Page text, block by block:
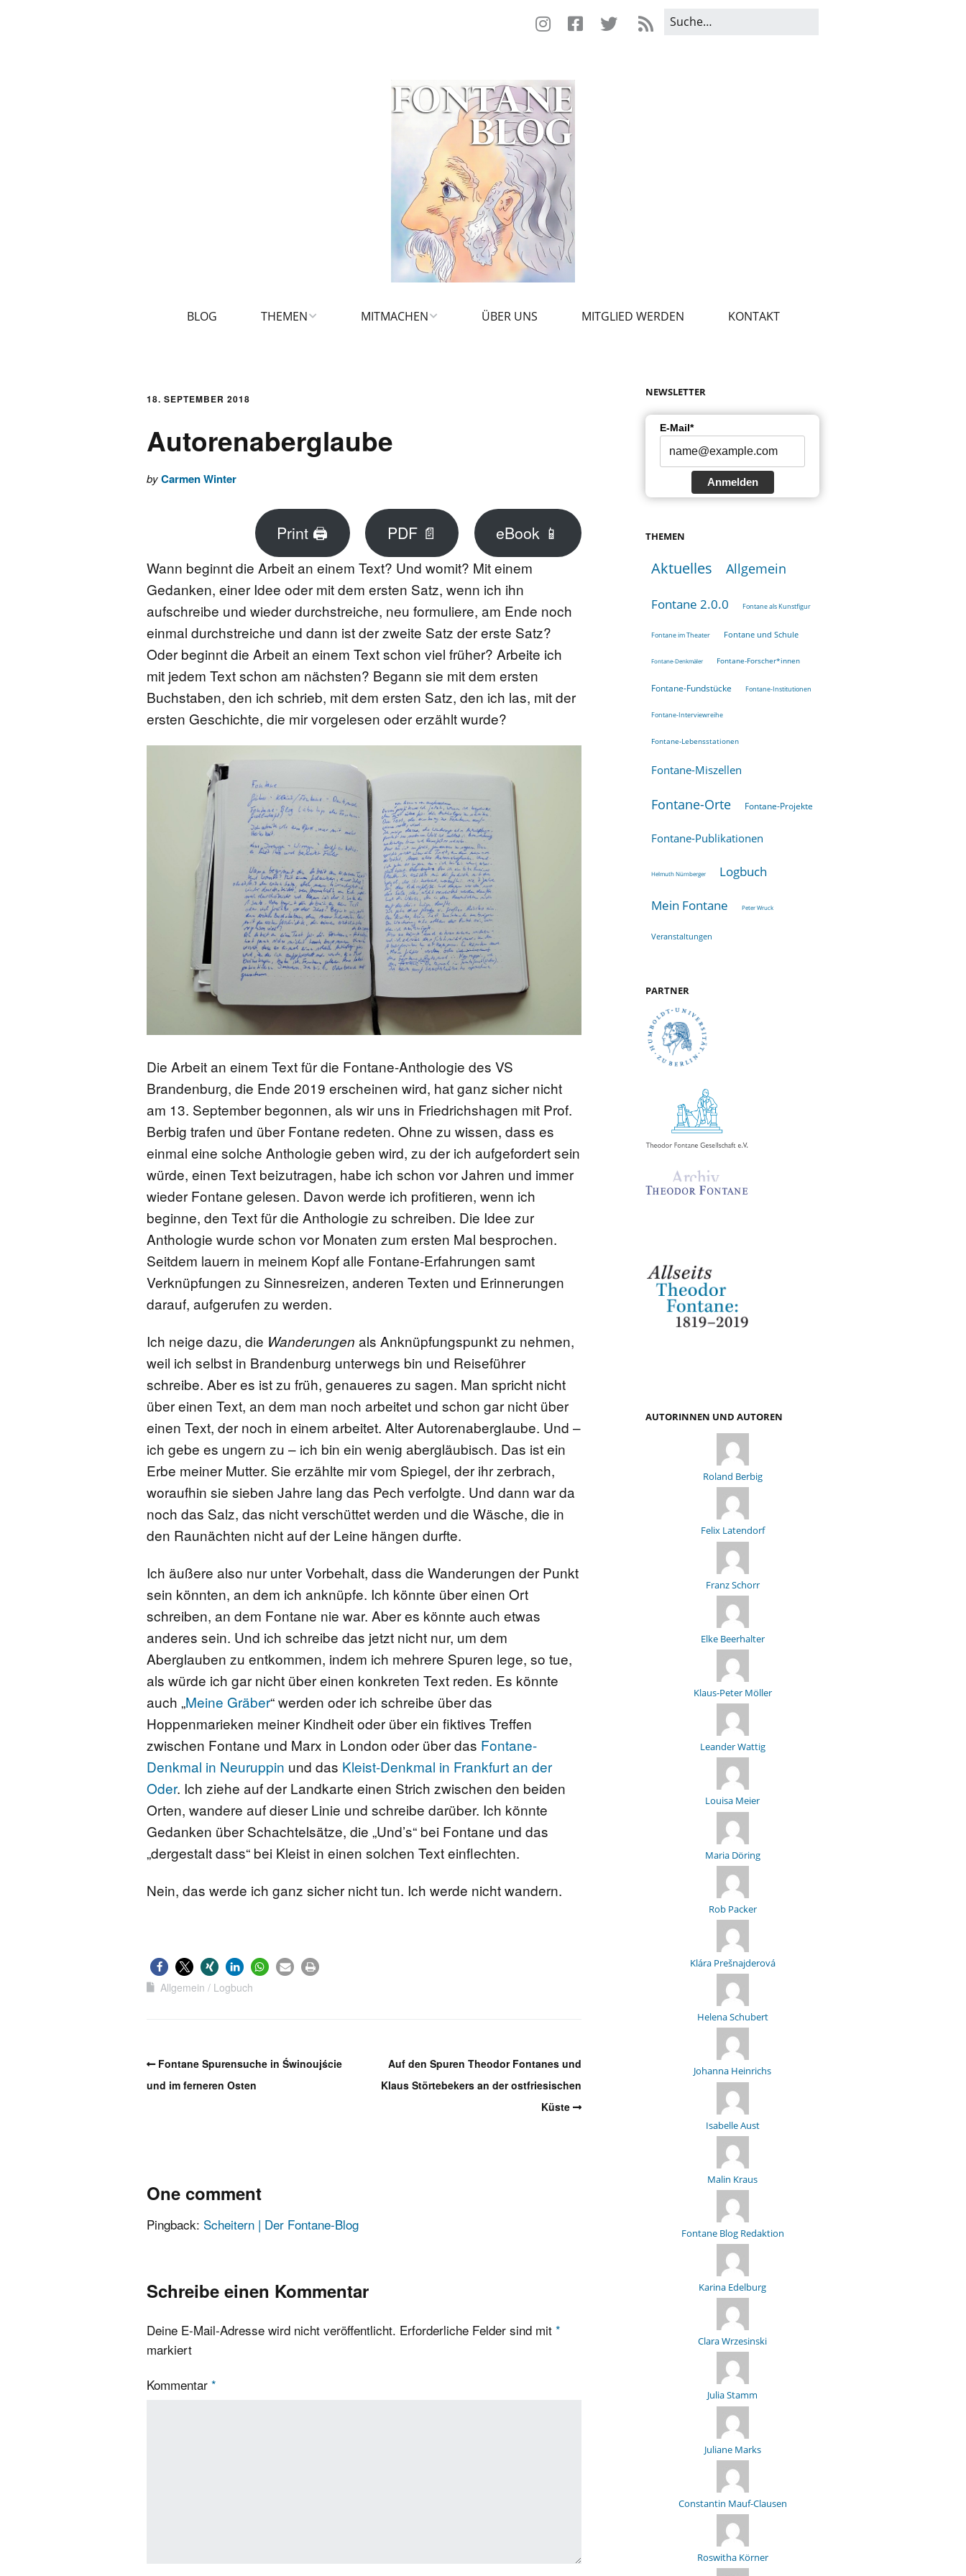
BLOG THEMEN
FONTANE 2.0.0
FONTANE UND SCHULE
FONTANE-
LEBENSSTATIONEN
FONTANE-ORTE
MITMACHEN ÜBER UNS MITGLIED WERDEN KONTAKT
18. SEPTEMBER 2018
Autorenaberglaube
byCarmen Winter
Print 🖨 PDF 📄 eBook 📱
Wann beginnt die Arbeit an einem Text? Und womit? Mit einem
Gedanken, einer Idee oder mit dem ersten Satz, wenn ich ihn
aufschreibe und wieder durchstreiche, neu formuliere, am Ende noch
einmal durchstreiche und dann ist der zweite Satz der erste Satz?
Oder beginnt die Arbeit an einem Text schon viel früher? Arbeite ich
mit jedem Text schon am nächsten? Begann sie mit dem ersten
Buchstaben, den ich schrieb, mit dem ersten Satz, den ich las, mit der
ersten Geschichte, die mir vorgelesen oder erzählt wurde?
Die Arbeit an einem Text für die Fontane-Anthologie des VS
Brandenburg, die Ende 2019 erscheinen wird, hat ganz sicher nicht
am 13. September begonnen, als wir uns in Friedrichshagen mit Prof.
Berbig trafen und über Fontane redeten. Ohne zu wissen, dass es
einmal eine solche Anthologie geben wird, zu der ich aufgefordert sein
würde, einen Text beizutragen, habe ich schon vor Jahren und immer
wieder Fontane gelesen. Davon werde ich profitieren, wenn ich
beginne, den Text für die Anthologie zu schreiben. Die Idee zur
Anthologie wurde schon vor Monaten zum ersten Mal besprochen.
Seitdem lauern in meinem Kopf alle Fontane-Erfahrungen samt
Verknüpfungen zu Sinnesreizen, anderen Texten und Erinnerungen
darauf, aufgerufen zu werden.
Ich neige dazu, die Wanderungen als Anknüpfungspunkt zu nehmen,
weil ich selbst in Brandenburg unterwegs bin und Reiseführer
schreibe. Aber es ist zu früh, genaueres zu sagen. Man spricht nicht
über einen Text, an dem man noch arbeitet und schon gar nicht über
einen Text, der noch in einem arbeitet. Alter Autorenaberglaube. Und –
ich gebe es ungern zu – ich bin ein wenig abergläubisch. Das ist ein
Erbe meiner Mutter. Sie erzählte mir vom Spiegel, der ihr zerbrach,
woraufhin sie sieben Jahre lang das Pech verfolgte. Und dann war da
noch das Salz, das nicht verschüttet werden und die Wäsche, die in
den Raunächten nicht auf der Leine hängen durfte.
Ich äußere also nur unter Vorbehalt, dass die Wanderungen der Punkt
sein könnten, an dem ich anknüpfe. Ich könnte über einen Ort
schreiben, an dem Fontane nie war. Aber es könnte auch etwas
anderes sein. Und ich schreibe das jetzt nicht nur, um dem
Aberglauben zu entkommen, indem ich mehrere Spuren lege, so tue,
als würde ich gar nicht über einen konkreten Text reden. Es könnte
auch „Meine Gräber“ werden oder ich schreibe über das
Hoppenmarieken meiner Kindheit oder über ein fiktives Treffen
zwischen Fontane und Marx in London oder über das Fontane-
Denkmal in Neuruppin und das Kleist-Denkmal in Frankfurt an der
Oder. Ich ziehe auf der Landkarte einen Strich zwischen den beiden
Orten, wandere auf dieser Linie und schreibe darüber. Ich könnte
Gedanken über Schachtelsätze, die „Und’s“ bei Fontane und das
„dergestalt dass“ bei Kleist in einen solchen Text einflechten.
Nein, das werde ich ganz sicher nicht tun. Ich werde nicht wandern.
Allgemein Logbuch
Fontane Spurensuche in Świnoujście
und im ferneren Osten
Auf den Spuren Theodor Fontanes und
Klaus Störtebekers an der ostfriesischen
Küste
One comment
Pingback: Scheitern | Der Fontane-Blog
Schreibe einen Kommentar
Deine E-Mail-Adresse wird nicht veröffentlicht. Erforderliche Felder sind mit *
markiert
Kommentar *
NEWSLETTER
E-Mail*
Anmelden
THEMEN
Aktuelles Allgemein
Fontane 2.0.0 Fontane als Kunstfigur
Fontane im Theater Fontane und Schule
Fontane-Denkmäler Fontane-Forscher*innen
Fontane-Fundstücke Fontane-Institutionen
Fontane-Interviewreihe
Fontane-Lebensstationen
Fontane-Miszellen
Fontane-Orte Fontane-Projekte
Fontane-Publikationen
Helmuth Nürnberger Logbuch
Mein Fontane Peter Wruck
Veranstaltungen
PARTNER
AUTORINNEN UND AUTOREN
Roland Berbig
Felix Latendorf
Franz Schorr
Elke Beerhalter
Klaus-Peter Möller
Leander Wattig
Louisa Meier
Maria Döring
Rob Packer
Klára Prešnajderová
Helena Schubert
Johanna Heinrichs
Isabelle Aust
Malin Kraus
Fontane Blog Redaktion
Karina Edelburg
Clara Wrzesinski
Julia Stamm
Juliane Marks
Constantin Mauf-Clausen
Roswitha Körner